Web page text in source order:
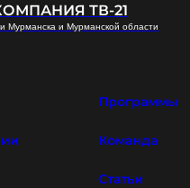
ТВ-21
Мурманска и Мурманской области
Программы
Команда
Статьи